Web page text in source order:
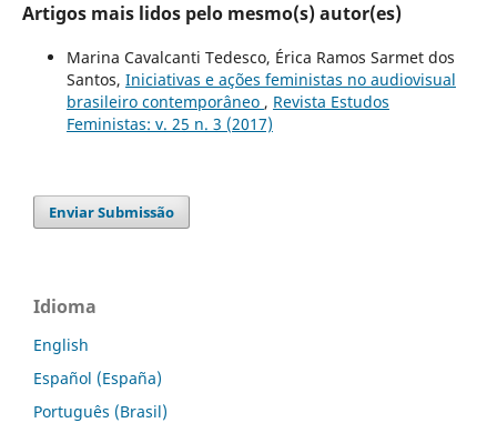
Artigos mais lidos pelo mesmo(s) autor(es)
Marina Cavalcanti Tedesco, Érica Ramos Sarmet dos
Santos, Iniciativas e ações feministas no audiovisual
brasileiro contemporâneo , Revista Estudos
Feministas: v. 25 n. 3 (2017)
Enviar Submissão
Idioma
English
Español (España)
Português (Brasil)